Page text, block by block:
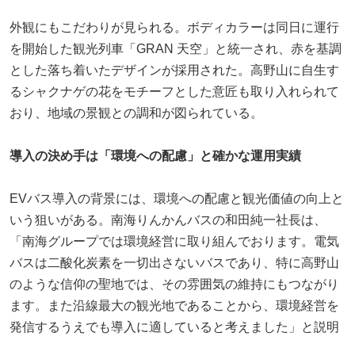
外観にもこだわりが見られる。ボディカラーは同日に運行
を開始した観光列車「GRAN 天空」と統一され、赤を基調
とした落ち着いたデザインが採用された。高野山に自生す
るシャクナゲの花をモチーフとした意匠も取り入れられて
おり、地域の景観との調和が図られている。
導入の決め手は「環境への配慮」と確かな運用実績
EVバス導入の背景には、環境への配慮と観光価値の向上と
いう狙いがある。南海りんかんバスの和田純一社長は、
「南海グループでは環境経営に取り組んでおります。電気
バスは二酸化炭素を一切出さないバスであり、特に高野山
のような信仰の聖地では、その雰囲気の維持にもつながり
ます。また沿線最大の観光地であることから、環境経営を
発信するうえでも導入に適していると考えました」と説明